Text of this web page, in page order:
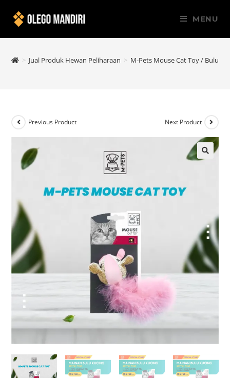
MENU
> Jual Produk Hewan Peliharaan > M-Pets Mouse Cat Toy / Bulu
Previous Product Next Product